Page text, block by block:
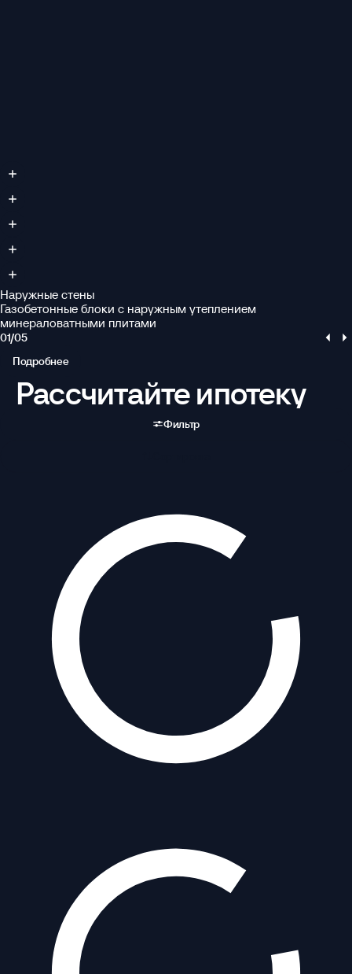
Наружные стены
Газобетонные блоки с наружным утеплением
минераловатными плитами
01/05
Подробнее
Рассчитайте ипотеку
Фильтр